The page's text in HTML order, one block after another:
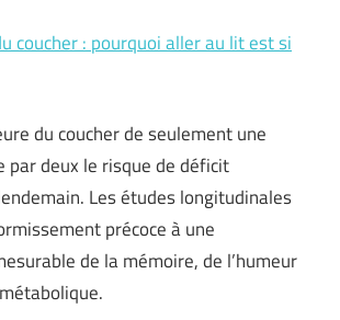
coucher : pourquoi aller au lit est si
du coucher de seulement une
par deux le risque de déficit
Les études longitudinales
précoce à une
de la mémoire, de l’humeur